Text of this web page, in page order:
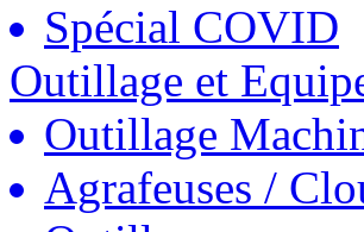
Spécial COVID
Outillage et
Outillage
Agrafeuses /